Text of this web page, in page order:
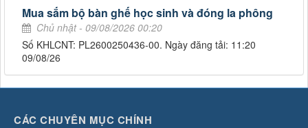
Mua sắm bộ bàn ghế học sinh và đóng la phông
Chủ nhật - 09/08/2026 00:20
Số KHLCNT: PL2600250436-00. Ngày đăng tải: 11:20
09/08/26
CÁC CHUYÊN MỤC CHÍNH